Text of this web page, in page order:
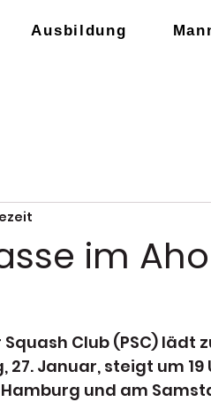
Ausbildung
im
Club (PSC) lädt
Januar, steigt um 19
und am